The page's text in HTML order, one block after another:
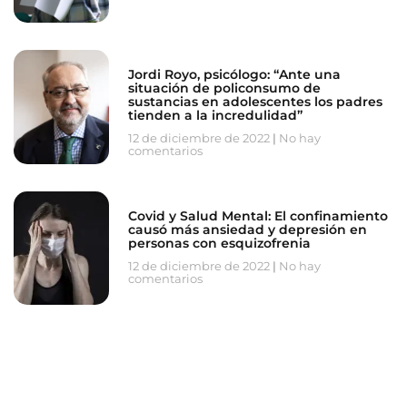
Jordi Royo, psicólogo: “Ante una
situación de policonsumo de
sustancias en adolescentes los padres
tienden a la incredulidad”
12 de diciembre de 2022
No hay
comentarios
Covid y Salud Mental: El confinamiento
causó más ansiedad y depresión en
personas con esquizofrenia
12 de diciembre de 2022
No hay
comentarios